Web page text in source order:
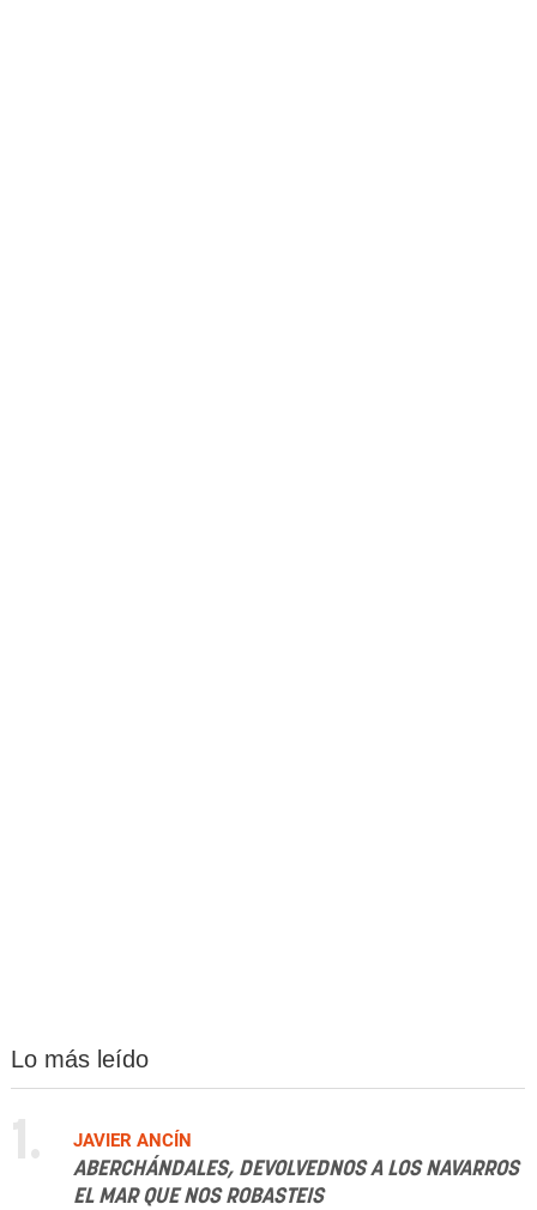
Lo más leído
1.
JAVIER ANCÍN
ABERCHÁNDALES, DEVOLVEDNOS A LOS NAVARROS
EL MAR QUE NOS ROBASTEIS